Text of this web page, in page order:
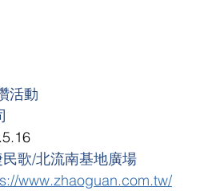
活動
歌/北流南基地廣場
www.zhaoguan.com.tw/